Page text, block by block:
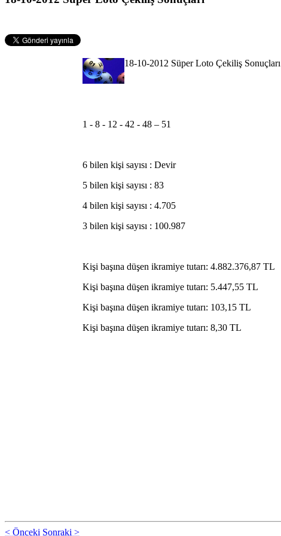
18-10-2012 Süper Loto Çekiliş Sonuçları
1 - 8 - 12 - 42 - 48 – 51
6 bilen kişi sayısı : Devir
5 bilen kişi sayısı : 83
4 bilen kişi sayısı : 4.705
3 bilen kişi sayısı : 100.987
Kişi başına düşen ikramiye tutarı: 4.882.376,87 TL
Kişi başına düşen ikramiye tutarı: 5.447,55 TL
Kişi başına düşen ikramiye tutarı: 103,15 TL
Kişi başına düşen ikramiye tutarı: 8,30 TL
< Önceki Sonraki >